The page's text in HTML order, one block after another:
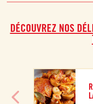
DÉCOUVREZ NOS